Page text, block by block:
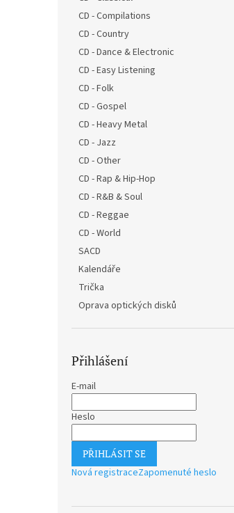
CD - Compilations
CD - Country
CD - Dance & Electronic
CD - Easy Listening
CD - Folk
CD - Gospel
CD - Heavy Metal
CD - Jazz
CD - Other
CD - Rap & Hip-Hop
CD - R&B & Soul
CD - Reggae
CD - World
SACD
Kalendáře
Trička
Oprava optických disků
Přihlášení
E-mail
Heslo
PŘIHLÁSIT SE
Nová registraceZapomenuté heslo